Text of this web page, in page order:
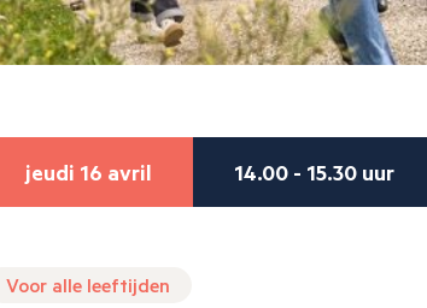
jeudi 16 avril 14.00 - 15.30 uur
Voor alle leeftijden